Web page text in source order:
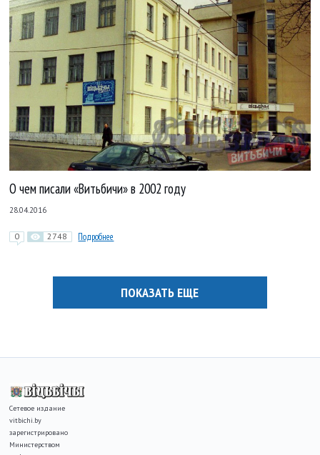
О чем писали «Витьбичи» в 2002 году
28.04.2016
0 2748 Подробнее
ПОКАЗАТЬ ЕЩЕ
Сетевое издание
vitbichi.by
зарегистрировано
Министерством